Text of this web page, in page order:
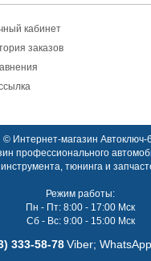
кабинет
заказов
© Интернет-магазин Автоключ-
профессионального
инструмента, тюнинга и
Режим работы:
Пн - Пт: 8:00 - 17:00 Мск
Сб - Вс: 9:00 - 15:00 Мск
333-58-78 Viber;